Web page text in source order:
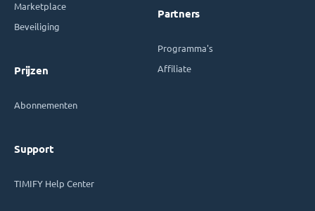
Marketplace
Beveiliging
Prijzen
Abonnementen
Support
TIMIFY Help Center
Partners
Programma's
Affiliate